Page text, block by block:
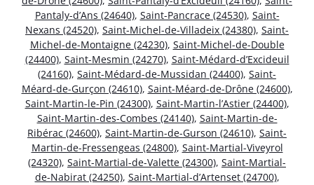
Pantaly-d’Ans (24640), Saint-Pancrace (24530), Saint-
Nexans (24520), Saint-Michel-de-Villadeix (24380), Saint-
Michel-de-Montaigne (24230), Saint-Michel-de-Double
(24400), Saint-Mesmin (24270), Saint-Médard-d’Excideuil
(24160), Saint-Médard-de-Mussidan (24400), Saint-
Méard-de-Gurçon (24610), Saint-Méard-de-Drône (24600),
Saint-Martin-le-Pin (24300), Saint-Martin-l’Astier (24400),
Saint-Martin-des-Combes (24140), Saint-Martin-de-
Ribérac (24600), Saint-Martin-de-Gurson (24610), Saint-
Martin-de-Fressengeas (24800), Saint-Martial-Viveyrol
(24320), Saint-Martial-de-Valette (24300), Saint-Martial-
de-Nabirat (24250), Saint-Martial-d’Artenset (24700),